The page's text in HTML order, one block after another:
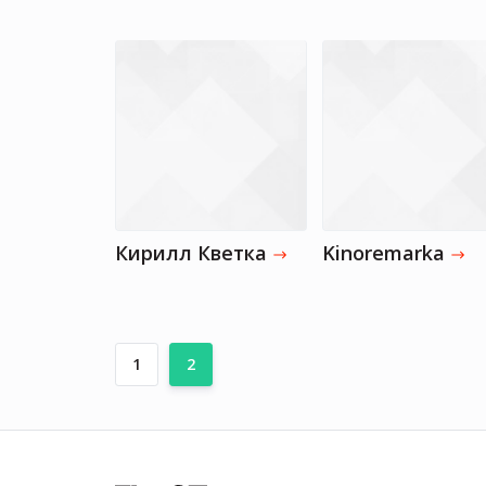
Кирилл Кветка Kinoremarka
1 2